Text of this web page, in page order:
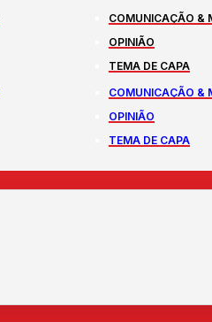
COMUNICAÇÃO &
OPINIÃO
TEMA DE CAPA
COMUNICAÇÃO &
OPINIÃO
TEMA DE CAPA